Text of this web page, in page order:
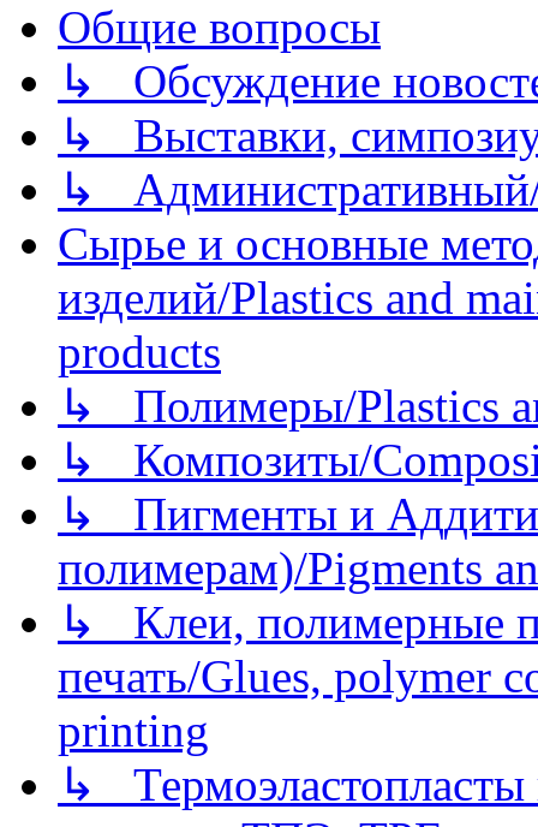
Общие вопросы
↳ Обсуждение
↳ Выставки,
↳
Сырье и основные
изделий/Plastics and
products
↳ Полимеры/Plastics
↳ Композиты/
↳ Пигменты и
полимерам)/Pigments
↳ Клеи, полимерные
печать/Glues, polymer
printing
↳